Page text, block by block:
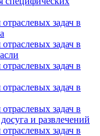
задач в
задач в
задач в
задач в
задач в
и развлечений
задач в